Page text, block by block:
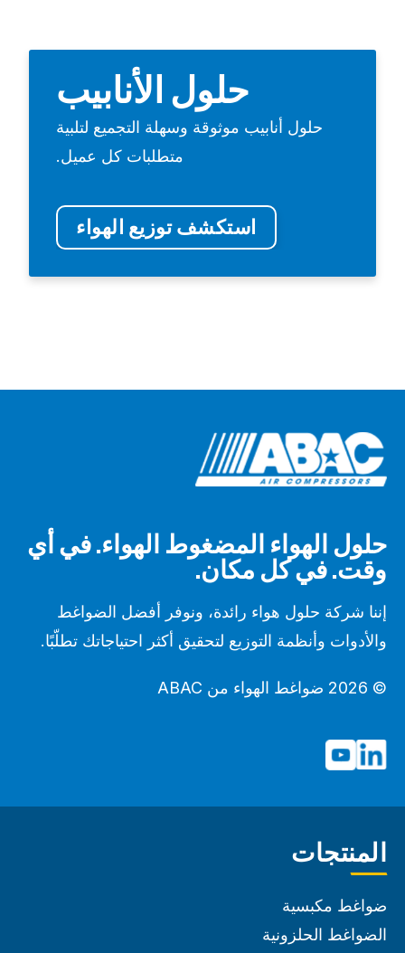
حلول الأنابيب
حلول أنابيب موثوقة وسهلة التجميع لتلبية
متطلبات كل عميل.
استكشف توزيع الهواء
حلول الهواء المضغوط الهواء. في أي
وقت. في كل مكان.
إننا شركة حلول هواء رائدة، ونوفر أفضل الضواغط
والأدوات وأنظمة التوزيع لتحقيق أكثر احتياجاتك تطلّبًا.
© 2026 ضواغط الهواء من ABAC
المنتجات
ضواغط مكبسية
الضواغط الحلزونية